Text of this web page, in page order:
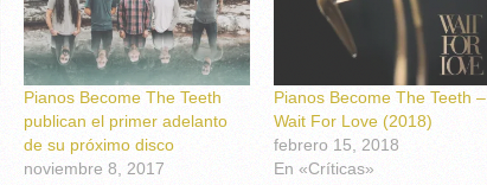
Pianos Become The Teeth
publican el primer adelanto
de su próximo disco
noviembre 8, 2017
Pianos Become The Teeth –
Wait For Love (2018)
febrero 15, 2018
En «Críticas»